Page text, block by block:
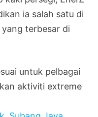
ia salah satu di
terbesar di
untuk pelbagai
aktiviti extreme